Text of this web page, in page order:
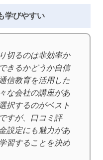
学びやすい
切るのは非効率か
きるかどうか自信
信教育を活用した
な会社の講座があ
択するのがベスト
すが、口コミ評
設定にも魅力があ
習することを決め